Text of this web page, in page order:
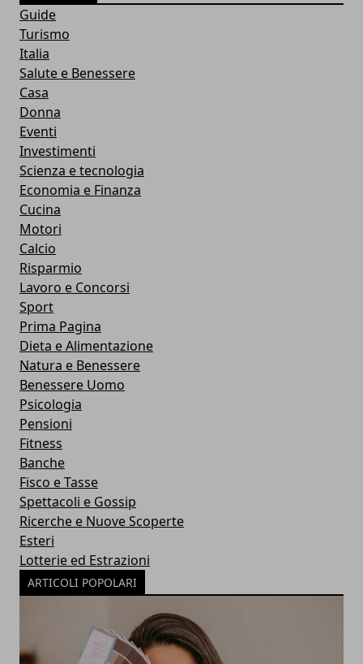
Guide
Turismo
Italia
Salute e Benessere
Casa
Donna
Eventi
Investimenti
Scienza e tecnologia
Economia e Finanza
Cucina
Motori
Calcio
Risparmio
Lavoro e Concorsi
Sport
Prima Pagina
Dieta e Alimentazione
Natura e Benessere
Benessere Uomo
Psicologia
Pensioni
Fitness
Banche
Fisco e Tasse
Spettacoli e Gossip
Ricerche e Nuove Scoperte
Esteri
Lotterie ed Estrazioni
ARTICOLI POPOLARI